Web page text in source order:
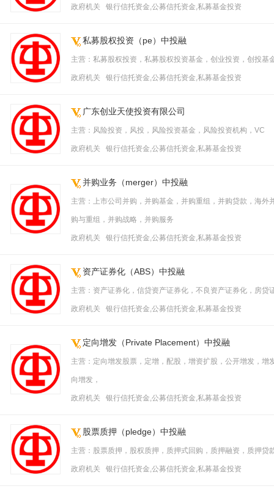
政府机关 银行信托资金,公募信托资金,私募基金投资
私募股权投资（pe）中投融
主营：私募股权投资，私募股权投资基金，创业投资，创投基
政府机关 银行信托资金,公募信托资金,私募基金投资
广东创业天使投资有限公司
主营：风险投资，风投，风险投资基金，风险投资机构，VC
政府机关 银行信托资金,公募信托资金,私募基金投资
并购业务（merger）中投融
主营：上市公司并购，并购基金，并购重组，并购贷款，海
购与重组，并购战略，并购服务
政府机关 银行信托资金,公募信托资金,私募基金投资
资产证券化（ABS）中投融
主营：资产证券化，信贷资产证券化，不良资产证券化，房
政府机关 银行信托资金,公募信托资金,私募基金投资
定向增发（Private Placement）中投融
主营：定向增发股票，定增，配股，增资扩股，公开增发，
向增发，
政府机关 银行信托资金,公募信托资金,私募基金投资
股票质押（pledge）中投融
主营：股票质押，股权质押，质押式回购，质押融资，质押贷
政府机关 银行信托资金,公募信托资金,私募基金投资